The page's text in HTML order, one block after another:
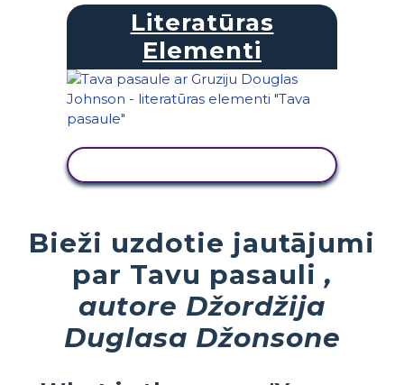
Literatūras
Elementi
Bieži uzdotie jautājumi
par Tavu pasauli ,
autore Džordžija
Duglasa Džonsone